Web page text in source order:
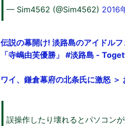
— Sim4562 (@Sim4562) 2016
伝説の幕開け! 淡路島のアイドル
「寺嶋由芙優勝」 #淡路島 -
ワイ、鎌倉幕府の北条氏に激怒 ＞
誤操作したり壊れるとパソコン